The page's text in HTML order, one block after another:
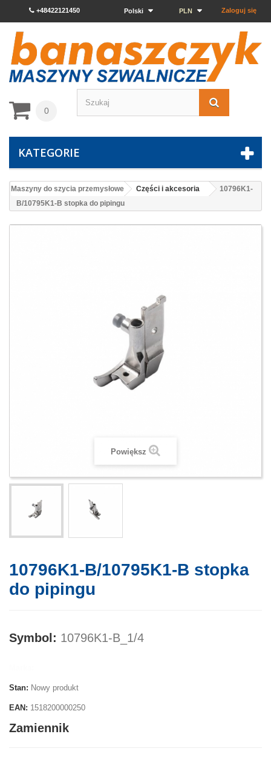
Zaloguj się
PLN
Polski
+48422121450
0
KATEGORIE
Maszyny do szycia przemysłowe Części i akcesoria
10796K1-
B/10795K1-B stopka do pipingu
Powiększ
10796K1-B/10795K1-B stopka
do pipingu
Symbol: 10796K1-B_1/4
Stan: Nowy produkt
EAN: 1518200000250
Zamiennik